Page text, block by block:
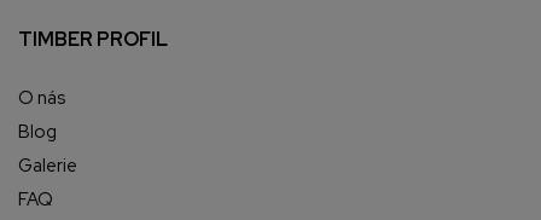
TIMBER PROFIL
O nás
Blog
Galerie
FAQ